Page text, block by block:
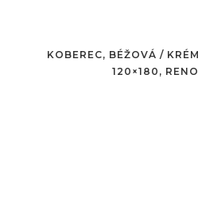
KOBEREC, BÉŽOVÁ /
120×180,